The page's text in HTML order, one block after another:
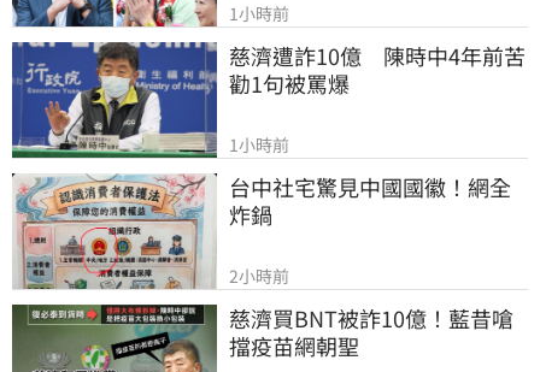
1小時前
慈濟遭詐10億　陳時中4年前苦
勸1句被罵爆
1小時前
台中社宅驚見中國國徽！網全
炸鍋
2小時前
慈濟買BNT被詐10億！藍昔嗆
擋疫苗網朝聖